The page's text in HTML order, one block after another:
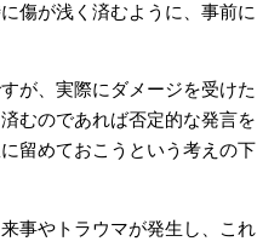
傷が浅く済むように、事前に
が、実際にダメージを受けた
むのであれば否定的な発言を
留めておこうという考えの下
事やトラウマが発生し、これ